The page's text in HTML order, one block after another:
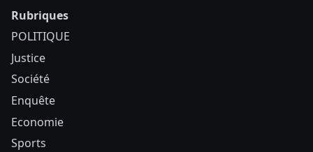
Rubriques
POLITIQUE
Justice
Société
Enquête
Economie
Sports